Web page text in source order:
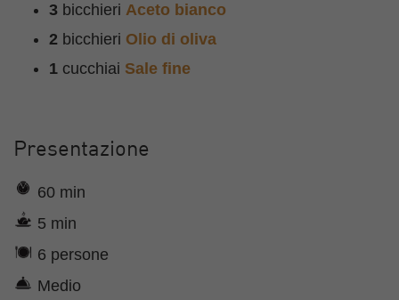
3 bicchieri Aceto bianco
2 bicchieri Olio di oliva
1 cucchiai Sale fine
Presentazione
60 min
5 min
6 persone
Medio